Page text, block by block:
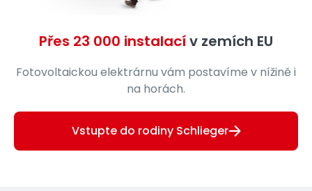
Přes 23 000 instalacív zemích EU
Fotovoltaickou elektrárnu vám postavíme v nížině i
na horách.
Vstupte do rodiny Schlieger